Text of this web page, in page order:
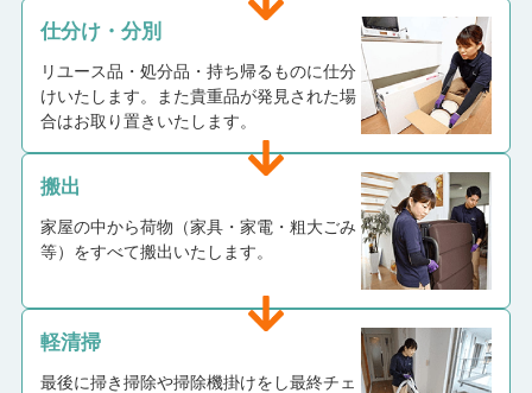
仕分け・分別
リユース品・処分品・持ち帰るものに仕分
けいたします。また貴重品が発見された場
合はお取り置きいたします。
搬出
家屋の中から荷物（家具・家電・粗大ごみ
等）をすべて搬出いたします。
軽清掃
最後に掃き掃除や掃除機掛けをし最終チェ